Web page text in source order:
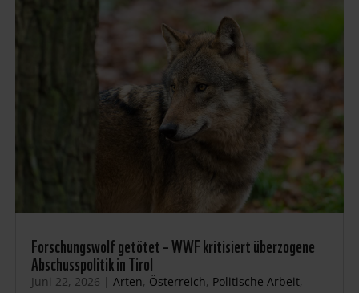
Forschungswolf getötet – WWF kritisiert überzogene
Abschusspolitik in Tirol
Juni 22, 2026 | Arten, Österreich, Politische Arbeit,